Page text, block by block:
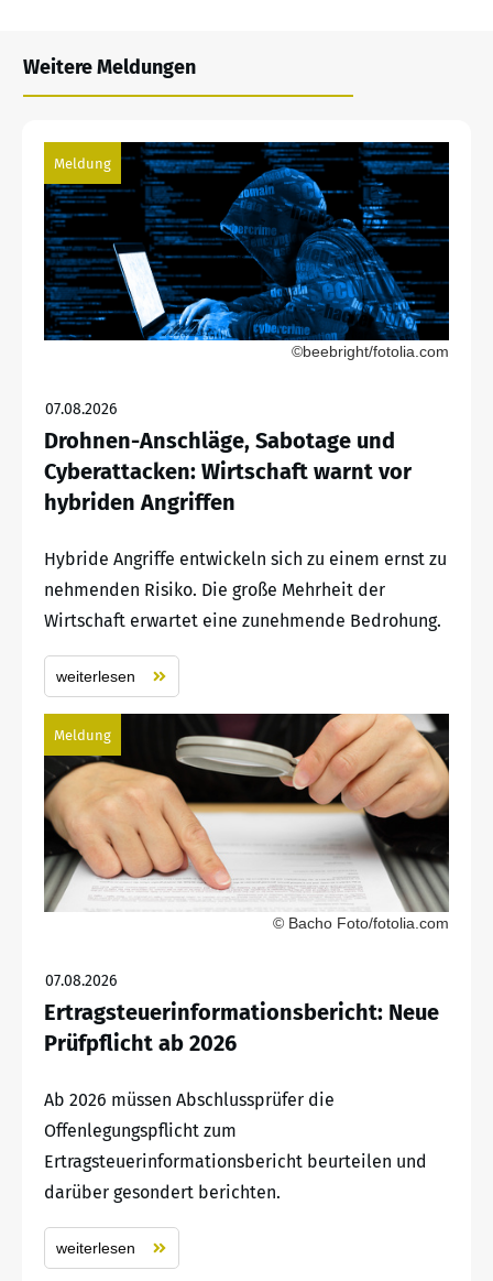
Weitere Meldungen
Meldung
©beebright/fotolia.com
07.08.2026
Drohnen-Anschläge, Sabotage und
Cyberattacken: Wirtschaft warnt vor
hybriden Angriffen
Hybride Angriffe entwickeln sich zu einem ernst zu
nehmenden Risiko. Die große Mehrheit der
Wirtschaft erwartet eine zunehmende Bedrohung.
weiterlesen
Meldung
© Bacho Foto/fotolia.com
07.08.2026
Ertragsteuerinformationsbericht: Neue
Prüfpflicht ab 2026
Ab 2026 müssen Abschlussprüfer die
Offenlegungspflicht zum
Ertragsteuerinformationsbericht beurteilen und
darüber gesondert berichten.
weiterlesen